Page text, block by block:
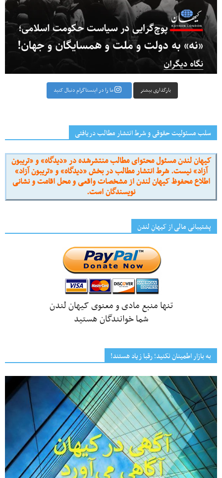
بارگذاری بیشتر ما را در اینستاگرام دنبال کنید
سلب مسئولیت حقوقی و شرط انتشار مطالب دریافتی
کیهان لندن مسئول محتوای مطالب منتشرشده در «دیدگاه» و «تریبون
آزاد» نیست. شرط انتشار مطالب در بخش «دیدگاه» و «تریبون آزاد»
اطلاع محفوظ کیهان لندن از مشخصات واقعی و محل اقامت و نشانی
نویسندگان است.
پشتیبانی مالی از کیهانِ لندن
تنها منبع مادی و معنوی کیهان لندن
شما خوانندگان هستید
به بازار اطمینان نکنید؛ رقبا زیاد هستند!